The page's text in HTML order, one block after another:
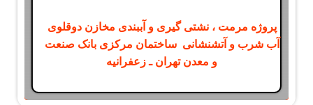
پروژه مرمت ، نشتی گیری و آببندی مخازن دوقلوی
آب شرب و آتشنشانی ساختمان مرکزی بانک صنعت
و معدن تهران ـ زعفرانیه